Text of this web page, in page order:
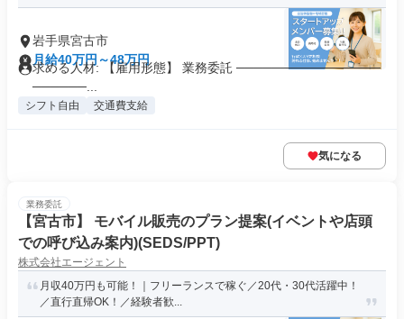
岩手県宮古市
月給40万円～48万円
求める人材: 【雇用形態】 業務委託 ────────────────
──────...
シフト自由 交通費支給
気になる
業務委託
【宮古市】 モバイル販売のプラン提案(イベントや店頭
での呼び込み案内)(SEDS/PPT)
株式会社エージェント
月収40万円も可能！｜フリーランスで稼ぐ／20代・30代活躍中！
／直行直帰OK！／経験者歓...